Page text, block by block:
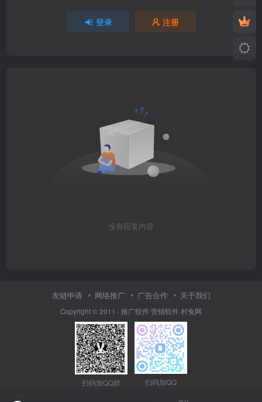
登录 注册
没有回复内容
友链申请 网络推广 广告合作 关于我们
Copyright © 2011 · 推广软件营销软件村兔网
扫码加QQ群 扫码加QQ